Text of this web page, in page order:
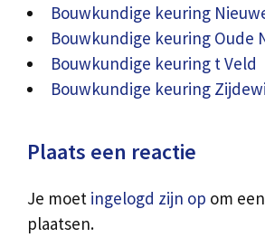
Bouwkundige keuring
Bouwkundige keuring Oude
Bouwkundige keuring t Veld
Bouwkundige keuring
Plaats een reactie
Je moet ingelogd zijn op om
plaatsen.